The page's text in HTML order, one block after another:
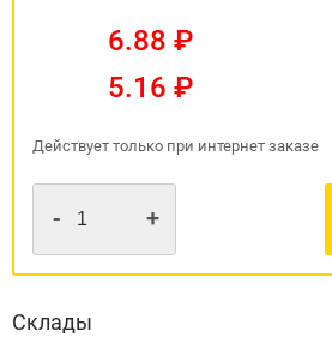
6.88 ₽
5.16 ₽
- +
Действует только при интернет заказе
Склады